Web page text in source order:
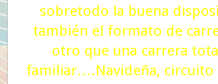
sobretodo la buena
también el formato de
otro que una carrera
familiar….Navideña, circuito